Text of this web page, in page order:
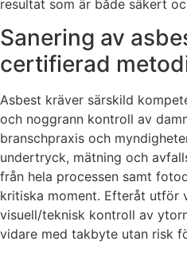
resultat som är både säkert
Sanering av
certifierad
Asbest kräver särskild
och noggrann kontroll av
branschpraxis och
undertryck, mätning och
från hela processen samt
kritiska moment. Efteråt utför
visuell/teknisk kontroll av
vidare med takbyte utan risk